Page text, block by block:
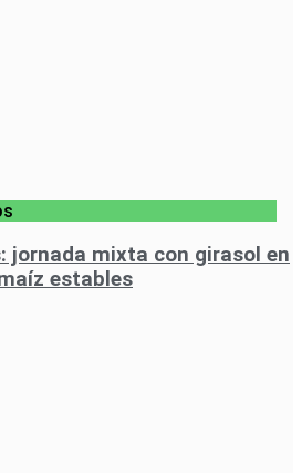
jornada mixta con girasol en
estables